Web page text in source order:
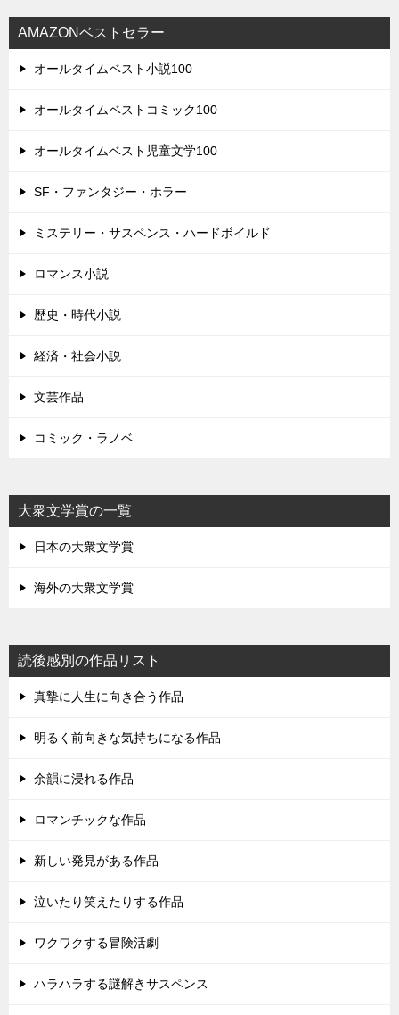
AMAZONベストセラー
オールタイムベスト小説100
オールタイムベストコミック100
オールタイムベスト児童文学100
SF・ファンタジー・ホラー
ミステリー・サスペンス・ハードボイルド
ロマンス小説
歴史・時代小説
経済・社会小説
文芸作品
コミック・ラノベ
大衆文学賞の一覧
日本の大衆文学賞
海外の大衆文学賞
読後感別の作品リスト
真摯に人生に向き合う作品
明るく前向きな気持ちになる作品
余韻に浸れる作品
ロマンチックな作品
新しい発見がある作品
泣いたり笑えたりする作品
ワクワクする冒険活劇
ハラハラする謎解きサスペンス